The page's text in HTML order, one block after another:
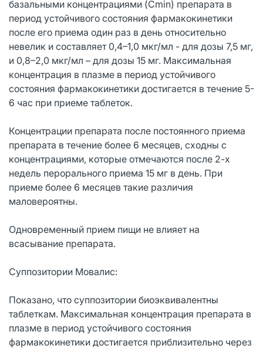
базальными концентрациями (Cmin) препарата в
период устойчивого состояния фармакокинетики
после его приема один раз в день относительно
невелик и составляет 0,4–1,0 мкг/мл - для дозы 7,5 мг,
и 0,8–2,0 мкг/мл – для дозы 15 мг. Максимальная
концентрация в плазме в период устойчивого
состояния фармакокинетики достигается в течение 5-
6 час при приеме таблеток.
Концентрации препарата после постоянного приема
препарата в течение более 6 месяцев, сходны с
концентрациями, которые отмечаются после 2-х
недель перорального приема 15 мг в день. При
приеме более 6 месяцев такие различия
маловероятны.
Одновременный прием пищи не влияет на
всасывание препарата.
Суппозитории Мовалис:
Показано, что суппозитории биоэквивалентны
таблеткам. Максимальная концентрация препарата в
плазме в период устойчивого состояния
фармакокинетики достигается приблизительно через